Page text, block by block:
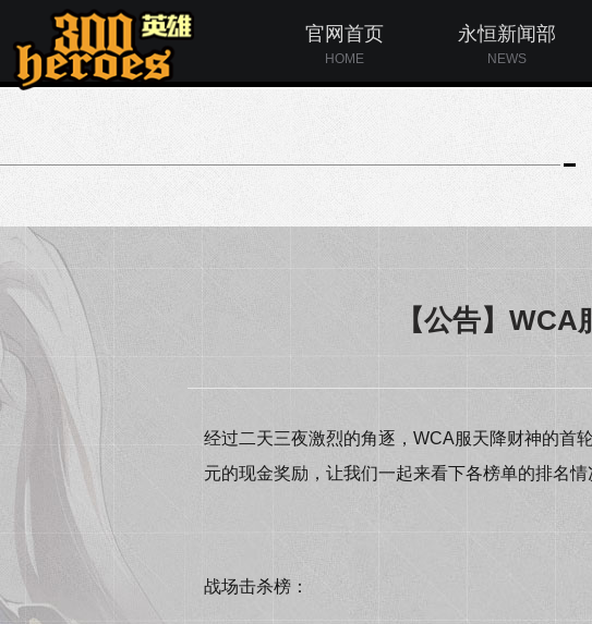
官网首页
HOME
永恒新闻部
NEWS
【公告】
经过二天三夜激烈的角逐，WCA服天降财神的首
元的现金奖励，让我们一起来看下各榜单的排名情
战场击杀榜：